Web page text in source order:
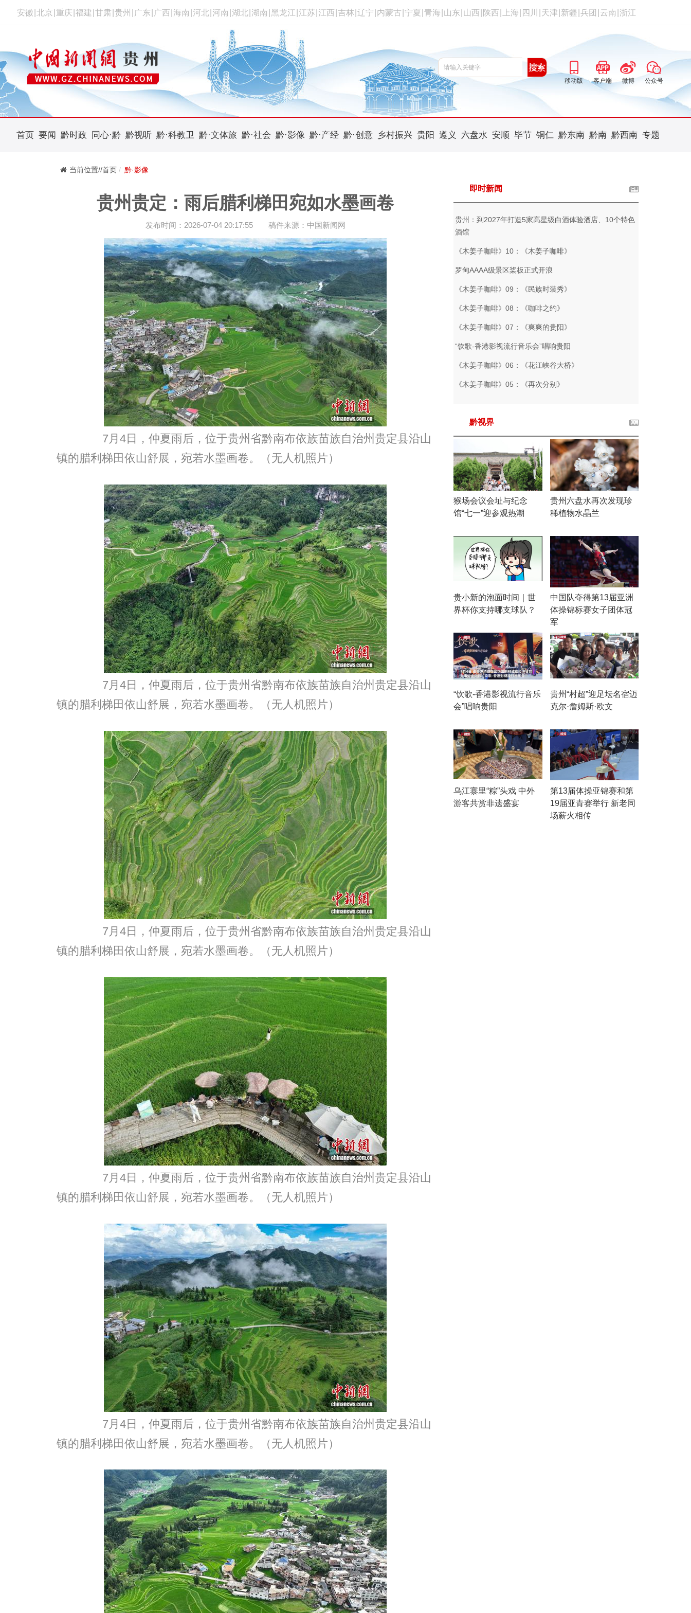
安徽 北京 重庆 福建 甘肃 贵州 广东 广西 海南 河北 河南 湖北 湖南 黑龙江 江苏 江西 吉林 辽宁 内蒙古 宁夏 青海 山东 山西 陕西 上海 四川 天津 新疆 兵团 云南 浙江
移动版 客户端 微博 公众号
首页 要闻 黔时政 同心·黔 黔视听 黔·科教卫 黔·文体旅 黔·社会 黔·影像 黔·产经 黔·创意 乡村振兴 贵阳 遵义 六盘水 安顺 毕节 铜仁 黔东南 黔南 黔西南 专题
当前位置//首页 黔·影像
贵州贵定：雨后腊利梯田宛如水墨画卷
发布时间：2026-07-04 20:17:55 稿件来源：中国新闻网
7月4日，仲夏雨后，位于贵州省黔南布依族苗族自治州贵定县沿山
镇的腊利梯田依山舒展，宛若水墨画卷。（无人机照片）
7月4日，仲夏雨后，位于贵州省黔南布依族苗族自治州贵定县沿山
镇的腊利梯田依山舒展，宛若水墨画卷。（无人机照片）
7月4日，仲夏雨后，位于贵州省黔南布依族苗族自治州贵定县沿山
镇的腊利梯田依山舒展，宛若水墨画卷。（无人机照片）
7月4日，仲夏雨后，位于贵州省黔南布依族苗族自治州贵定县沿山
镇的腊利梯田依山舒展，宛若水墨画卷。（无人机照片）
7月4日，仲夏雨后，位于贵州省黔南布依族苗族自治州贵定县沿山
镇的腊利梯田依山舒展，宛若水墨画卷。（无人机照片）
即时新闻
贵州：到2027年打造5家高星级白酒体验酒店、10个特色
酒馆
《木姜子咖啡》10：《木姜子咖啡》
罗甸AAAA级景区桨板正式开浪
《木姜子咖啡》09：《民族时装秀》
《木姜子咖啡》08：《咖啡之约》
《木姜子咖啡》07：《爽爽的贵阳》
“饮歌-香港影视流行音乐会”唱响贵阳
《木姜子咖啡》06：《花江峡谷大桥》
《木姜子咖啡》05：《再次分别》
黔视界
猴场会议会址与纪念
馆“七一”迎参观热潮
贵州六盘水再次发现珍
稀植物水晶兰
贵小新的泡面时间｜世
界杯你支持哪支球队？
中国队夺得第13届亚洲
体操锦标赛女子团体冠
军
“饮歌-香港影视流行音乐
会”唱响贵阳
贵州“村超”迎足坛名宿迈
克尔·詹姆斯·欧文
乌江寨里“粽”头戏 中外
游客共赏非遗盛宴
第13届体操亚锦赛和第
19届亚青赛举行 新老同
场薪火相传